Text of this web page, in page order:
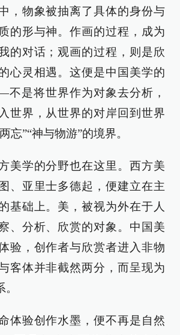
，物象被抽离了具体的身份与
的形与神。作画的过程，成为
的对话；观画的过程，则是欣
心灵相遇。这便是中国美学的
是将世界作为对象去分析，
世界，从世界的对岸回到世界
忘”“神与物游”的境界。
美学的分野也在这里。西方美
、亚里士多德起，便建立在主
基础上。美，被视为外在于人
、分析、欣赏的对象。中国美
验，创作者与欣赏者进入非物
客体并非截然两分，而呈现为
体验创作水墨，便不再是自然